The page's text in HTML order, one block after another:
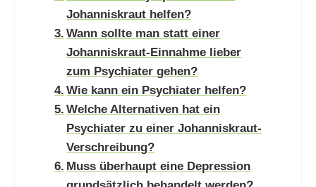
Johanniskraut helfen?
Wann sollte man statt einer
Johanniskraut-Einnahme lieber
zum Psychiater gehen?
Wie kann ein Psychiater helfen?
Welche Alternativen hat ein
Psychiater zu einer Johanniskraut-
Verschreibung?
Muss überhaupt eine Depression